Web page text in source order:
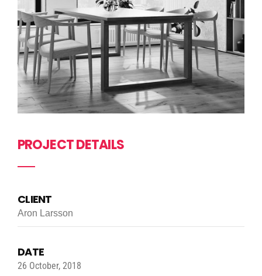
PROJECT DETAILS
CLIENT
Aron Larsson
DATE
26 October, 2018